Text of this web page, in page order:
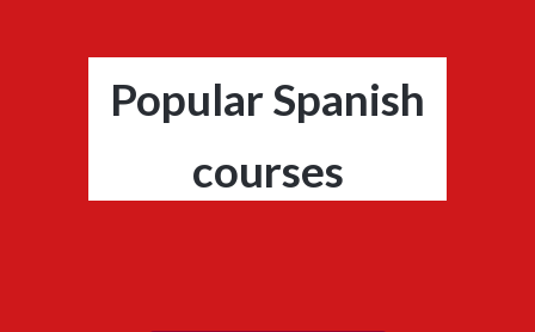
Popular Spanish
courses